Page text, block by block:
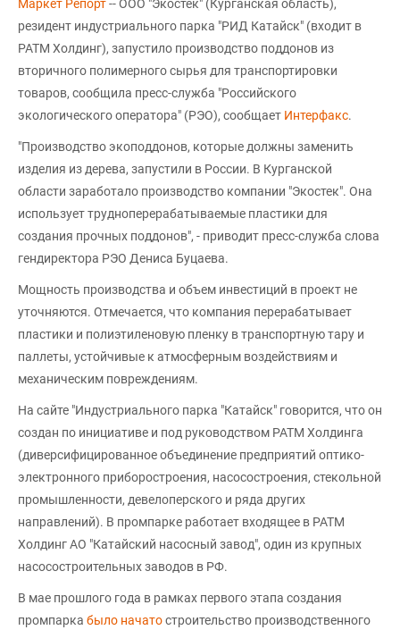
Маркет Репорт-- ООО "Экостек" (Курганская область),
резидент индустриального парка "РИД Катайск" (входит в
РАТМ Холдинг), запустило производство поддонов из
вторичного полимерного сырья для транспортировки
товаров, сообщила пресс-служба "Российского
экологического оператора" (РЭО), сообщает Интерфакс.
"Производство экоподдонов, которые должны заменить
изделия из дерева, запустили в России. В Курганской
области заработало производство компании "Экостек". Она
использует трудноперерабатываемые пластики для
создания прочных поддонов", - приводит пресс-служба слова
гендиректора РЭО Дениса Буцаева.
Мощность производства и объем инвестиций в проект не
уточняются. Отмечается, что компания перерабатывает
пластики и полиэтиленовую пленку в транспортную тару и
паллеты, устойчивые к атмосферным воздействиям и
механическим повреждениям.
На сайте "Индустриального парка "Катайск" говорится, что он
создан по инициативе и под руководством РАТМ Холдинга
(диверсифицированное объединение предприятий оптико-
электронного приборостроения, насосостроения, стекольной
промышленности, девелоперского и ряда других
направлений). В промпарке работает входящее в РАТМ
Холдинг АО "Катайский насосный завод", один из крупных
насосостроительных заводов в РФ.
В мае прошлого года в рамках первого этапа создания
промпарка было начатостроительство производственного